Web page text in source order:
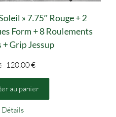
» 7.75″ Rouge + 2
Form + 8 Roulements
+ Grip Jessup
Le
prix
initial
était :
132,00 €.
120,00€Le
prix
actuel
est :
au panier
Détails